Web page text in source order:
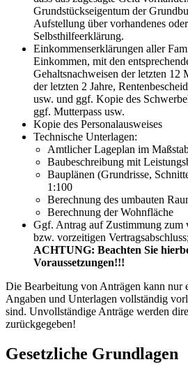
Grundstückseigentum der
Aufstellung über vorhandenes
Selbsthilfeerklärung.
Einkommenserklärungen aller
Einkommen, mit den
Gehaltsnachweisen der letzten 12
der letzten 2 Jahre,
usw. und ggf. Kopie des
ggf. Mutterpass usw.
Kopie des Personalausweises
Technische Unterlagen:
Amtlicher Lageplan im
Baubeschreibung mit
Bauplänen (Grundrisse,
1:100
Berechnung des umbauten
Berechnung der Wohnfläche
Ggf. Antrag auf Zustimmung zum
bzw. vorzeitigen Vertragsabschluss;
ACHTUNG: Beachten Sie
Voraussetzungen!!!
Die Bearbeitung von Anträgen kann nur
Angaben und Unterlagen vollständig
sind. Unvollständige Anträge werden
zurückgegeben!
Gesetzliche Grundlagen